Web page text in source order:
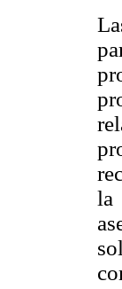
la